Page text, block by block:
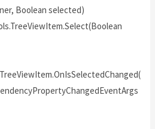
Boolean selected)